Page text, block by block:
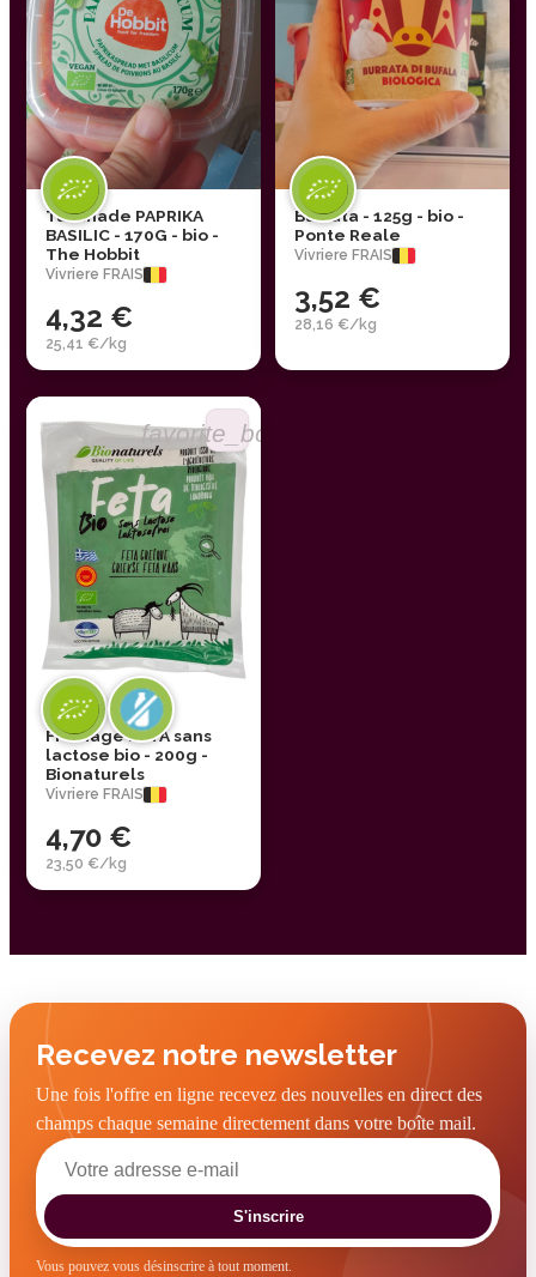
Tartinade PAPRIKA
BASILIC - 170G - bio -
The Hobbit
Vivriere FRAIS
4,32 €
25,41 €/kg
Burrata - 125g - bio -
Ponte Reale
Vivriere FRAIS
3,52 €
28,16 €/kg
favorite_border
Fromage FETA sans
lactose bio - 200g -
Bionaturels
Vivriere FRAIS
4,70 €
23,50 €/kg
Recevez notre newsletter
Une fois l'offre en ligne recevez des nouvelles en direct des
champs chaque semaine directement dans votre boîte mail.
S'inscrire
Vous pouvez vous désinscrire à tout moment.